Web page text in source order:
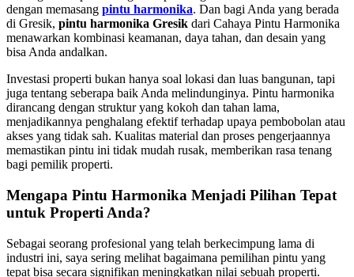
dengan memasang pintu harmonika. Dan bagi Anda yang berada
di Gresik, pintu harmonika Gresik dari Cahaya Pintu Harmonika
menawarkan kombinasi keamanan, daya tahan, dan desain yang
bisa Anda andalkan.
Investasi properti bukan hanya soal lokasi dan luas bangunan, tapi
juga tentang seberapa baik Anda melindunginya. Pintu harmonika
dirancang dengan struktur yang kokoh dan tahan lama,
menjadikannya penghalang efektif terhadap upaya pembobolan atau
akses yang tidak sah. Kualitas material dan proses pengerjaannya
memastikan pintu ini tidak mudah rusak, memberikan rasa tenang
bagi pemilik properti.
Mengapa Pintu Harmonika Menjadi Pilihan Tepat
untuk Properti Anda?
Sebagai seorang profesional yang telah berkecimpung lama di
industri ini, saya sering melihat bagaimana pemilihan pintu yang
tepat bisa secara signifikan meningkatkan nilai sebuah properti.